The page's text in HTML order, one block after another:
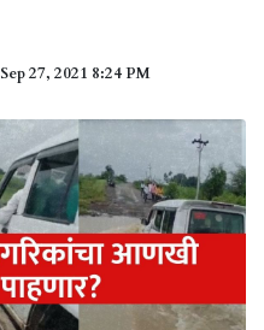
Sep 27, 2021 8:24 PM